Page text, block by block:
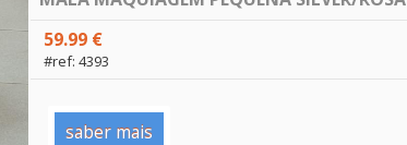
59.99 €
#ref: 4393
saber mais